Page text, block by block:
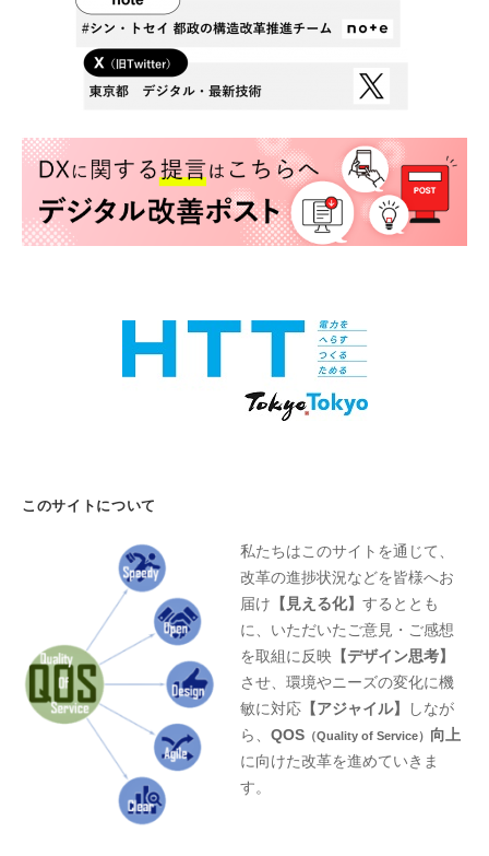
このサイトについて
私たちはこのサイトを通じて、
改革の進捗状況などを皆様へお
届け 【見える化】するととも
に、いただいたご意見・ご感想
を取組に反映 【デザイン思考】
させ、環境やニーズの変化に機
敏に対応 【アジャイル】
しなが
ら、QOS （Quality of Service） 向上
に向けた改革を進めていきま
す。